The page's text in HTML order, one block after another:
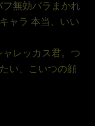
無効バラまかれ
ャラ 本当、いい
レッカス君。つ
い、こいつの顔